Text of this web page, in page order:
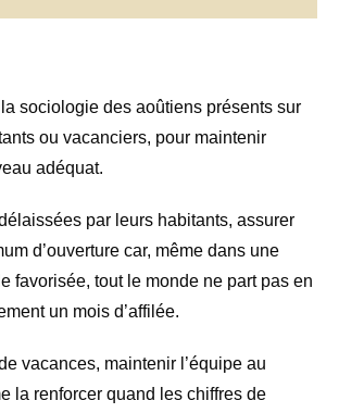
sociologie des aoûtiens présents sur
ou vacanciers, pour maintenir
adéquat.
par leurs habitants, assurer
d’ouverture car, même dans une
favorisée, tout le monde ne part pas en
un mois d’affilée.
vacances, maintenir l’équipe au
la renforcer quand les chiffres de